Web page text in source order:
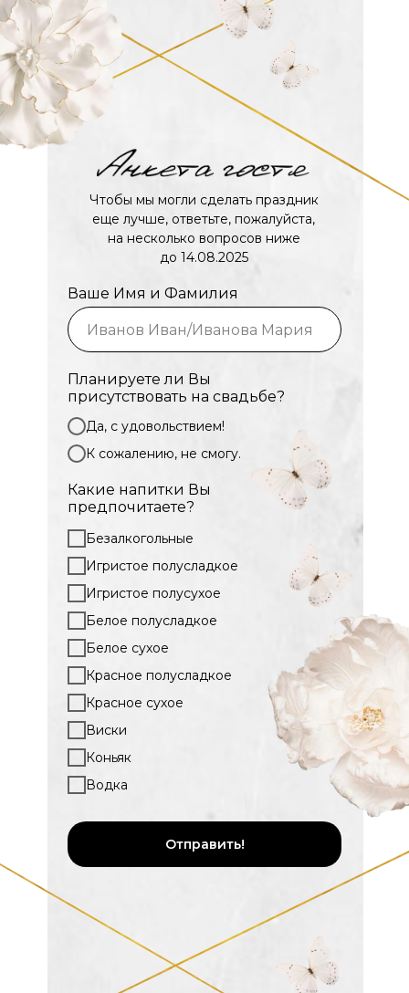
Чтобы мы могли сделать праздник
еще лучше, ответьте, пожалуйста,
на несколько вопросов ниже
до 14.08.2025
Ваше Имя и Фамилия
Планируете ли Вы
присутствовать на свадьбе?
Да, с удовольствием!
К сожалению, не смогу.
Какие напитки Вы
предпочитаете?
Безалкогольные
Игристое полусладкое
Игристое полусухое
Белое полусладкое
Белое сухое
Красное полусладкое
Красное сухое
Виски
Коньяк
Водка
Отправить!